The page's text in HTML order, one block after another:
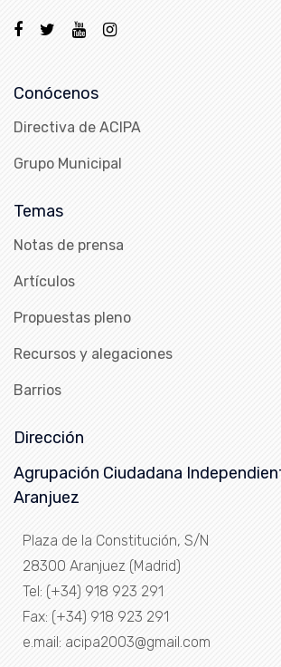
Conócenos
Directiva de ACIPA
Grupo Municipal
Temas
Notas de prensa
Artículos
Propuestas pleno
Recursos y alegaciones
Barrios
Dirección
Agrupación Ciudadana
Aranjuez
Plaza de la Constitución, S/N
28300 Aranjuez (Madrid)
Tel: (+34) 918 923 291
Fax: (+34) 918 923 291
e.mail: acipa2003@gmail.com